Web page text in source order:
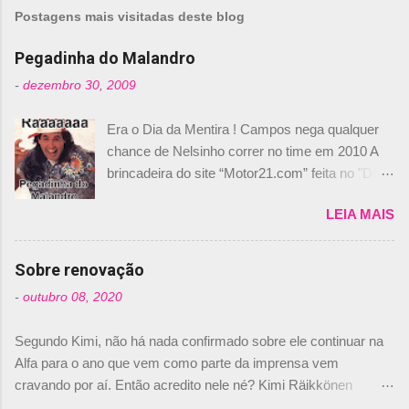
n
t
r
i
o
Postagens mais visitadas deste blog
Pegadinha do Malandro
- dezembro 30, 2009
Era o Dia da Mentira ! Campos nega qualquer
chance de Nelsinho correr no time em 2010 A
brincadeira do site “Motor21.com” feita no "Día
de abril –, afirmando que Nelson Piquet havia
comprado 15% das ações da Campos, dando,
com isso, um lugar no time a Nelsinho Piquet,
foi esclarecida de uma vez por todas por
Daniele Audetto, diretor da escuderia. O
não será o companheiro de Bruno Senna em
2010. "Na verdade, nós recebemos uma oferta
de Piquet", admitiu Audetto. “Mas depois de ter
LEIA MAIS
Sobre renovação
- outubro 08, 2020
Segundo Kimi, não há nada confirmado sobre ele continuar na
Alfa para o ano que vem como parte da imprensa vem
cravando por aí. Então acredito nele né? Kimi Räikkönen